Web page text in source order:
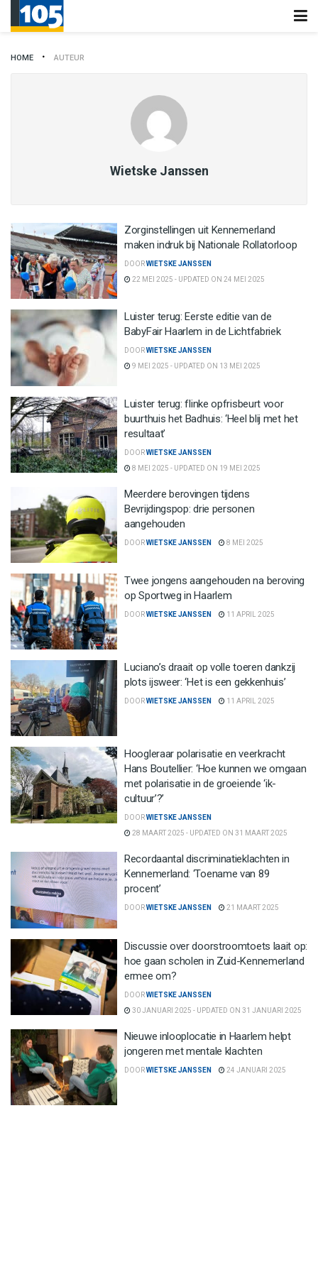
HOME AUTEUR
Wietske Janssen
Zorginstellingen uit Kennemerland
maken indruk bij Nationale Rollatorloop
DOORWIETSKE JANSSEN
22 MEI 2025 - UPDATED ON 24 MEI 2025
Luister terug: Eerste editie van de
BabyFair Haarlem in de Lichtfabriek
DOORWIETSKE JANSSEN
9 MEI 2025 - UPDATED ON 13 MEI 2025
Luister terug: flinke opfrisbeurt voor
buurthuis het Badhuis: ‘Heel blij met het
resultaat’
DOORWIETSKE JANSSEN
8 MEI 2025 - UPDATED ON 19 MEI 2025
Meerdere berovingen tijdens
Bevrijdingspop: drie personen
aangehouden
DOORWIETSKE JANSSEN 8 MEI 2025
Twee jongens aangehouden na beroving
op Sportweg in Haarlem
DOORWIETSKE JANSSEN 11 APRIL 2025
Luciano’s draait op volle toeren dankzij
plots ijsweer: ‘Het is een gekkenhuis’
DOORWIETSKE JANSSEN 11 APRIL 2025
Hoogleraar polarisatie en veerkracht
Hans Boutellier: ‘Hoe kunnen we omgaan
met polarisatie in de groeiende ‘ik-
cultuur’?’
DOORWIETSKE JANSSEN
28 MAART 2025 - UPDATED ON 31 MAART 2025
Recordaantal discriminatieklachten in
Kennemerland: ‘Toename van 89
procent’
DOORWIETSKE JANSSEN 21 MAART 2025
Discussie over doorstroomtoets laait op:
hoe gaan scholen in Zuid-Kennemerland
ermee om?
DOORWIETSKE JANSSEN
30 JANUARI 2025 - UPDATED ON 31 JANUARI 2025
Nieuwe inlooplocatie in Haarlem helpt
jongeren met mentale klachten
DOORWIETSKE JANSSEN 24 JANUARI 2025